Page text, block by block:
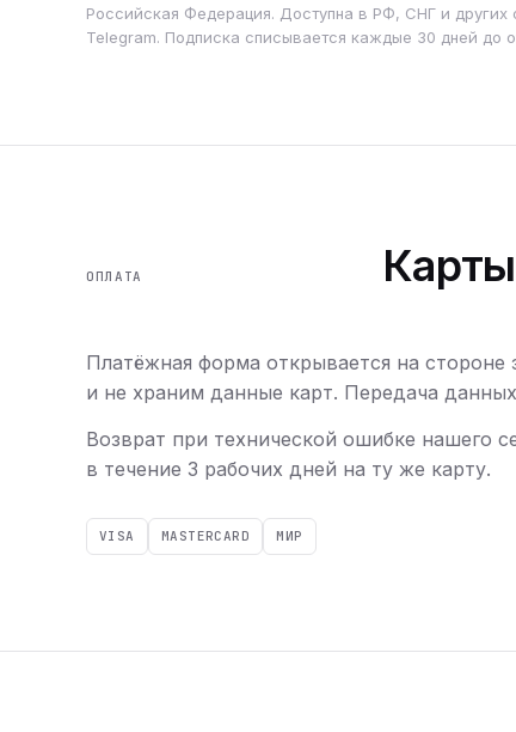
Российская Федерация. Доступна в РФ, СНГ и других
Telegram. Подписка списывается каждые 30 дней до
ОПЛАТА
Платёжная форма открывается на
и не храним данные карт. Передача
Возврат при технической ошибке нашего
в течение 3 рабочих дней на ту же карту.
VISA MASTERCARD МИР